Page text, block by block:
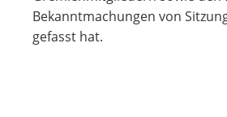
Bekanntmachungen von
gefasst hat.